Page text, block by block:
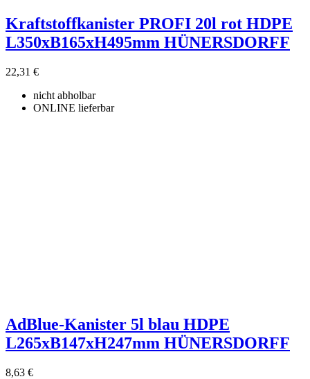
Kraftstoffkanister PROFI 20l rot HDPE
L350xB165xH495mm HÜNERSDORFF
22,31 €
nicht abholbar
ONLINE lieferbar
AdBlue-Kanister 5l blau HDPE
L265xB147xH247mm HÜNERSDORFF
8,63 €